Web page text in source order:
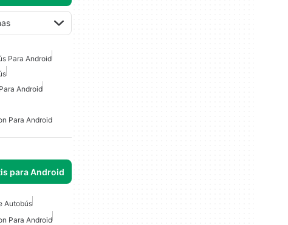
Para Android
Android
Para Android
para Android
Autobús
Para Android